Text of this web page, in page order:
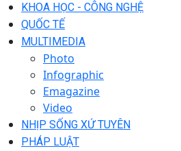
KHOA HỌC - CÔNG NGHỆ
QUỐC TẾ
MULTIMEDIA
Photo
Infographic
Emagazine
Video
NHỊP SỐNG XỨ TUYÊN
PHÁP LUẬT